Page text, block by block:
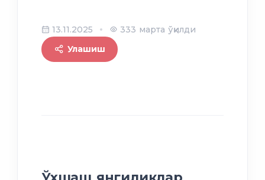
13.11.2025
333 марта ўқилди
Улашиш